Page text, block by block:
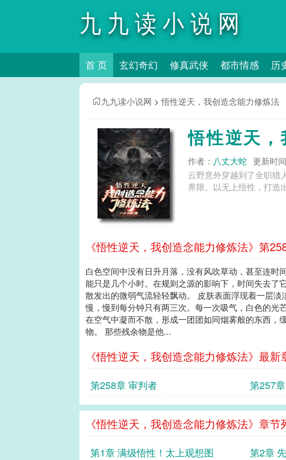
九九读小说网
首 页 玄幻奇幻 修真武侠 都市情感 历
九九读小说网 >悟性逆天，我创造念能力修炼法
悟性逆天
作者： 八丈大蛇 更新时
云野意外穿越到了全职猎
界限。以无上悟性，打造
《悟性逆天，我创造念能力修炼法》第
白色空间中没有日升月落，没有风吹草动，甚至连
能只是几个小时。在规则之源的影响下，时间失去了
散发出的微弱气流轻轻飘动。 皮肤表面浮现着一层
慢，慢到每分钟只有两三次。每一次吸气，白色的光
在空气中凝而不散，形成一团团如同烟雾般的东西，
物。 那些残余物是他...
《悟性逆天，我创造念能力修炼法》最新
第258章 审判者 第257章
《悟性逆天，我创造念能力修炼法》章节
第1章 满级悟性！太上观想图 第2章